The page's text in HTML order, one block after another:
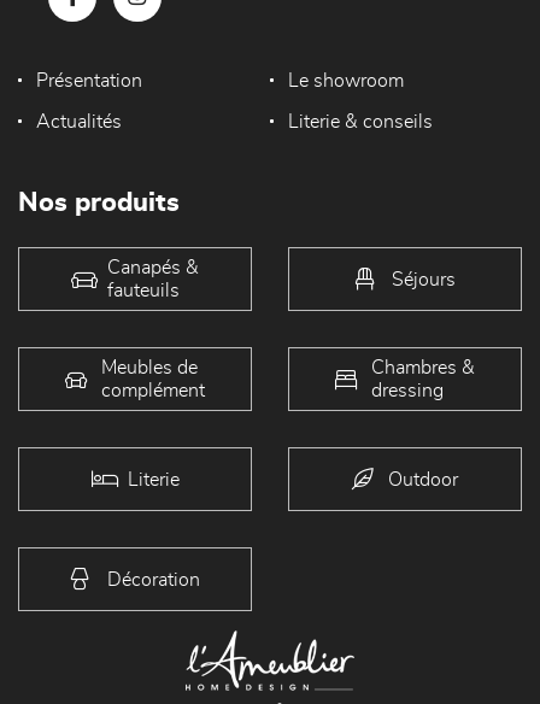
Présentation Le showroom
Actualités Literie & conseils
Nos produits
Canapés &
fauteuils
Séjours
Meubles de
complément
Chambres &
dressing
Literie Outdoor
Décoration